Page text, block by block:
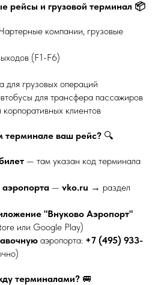
рейсы и грузовой терминал 📦
Чартерные компании, грузовые
(F1-F6)
для грузовых операций
для трансфера пассажиров
клиентов
терминале ваш рейс? 🔍
— там указан код терминала
— vko.ru → раздел
"Внуково Аэропорт"
или Google Play)
аэропорта: +7 (495) 933-
терминалами? 🚐